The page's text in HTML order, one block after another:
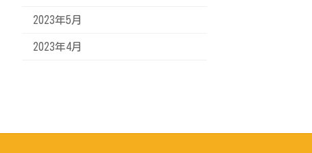
2023年5月
2023年4月